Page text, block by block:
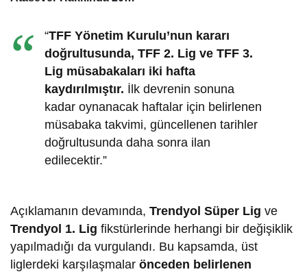
“TFF Yönetim Kurulu’nun kararı
doğrultusunda, TFF 2. Lig ve TFF 3.
Lig müsabakaları iki hafta
kaydırılmıştır. İlk devrenin sonuna
kadar oynanacak haftalar için belirlenen
müsabaka takvimi, güncellenen tarihler
doğrultusunda daha sonra ilan
edilecektir.”
Açıklamanın devamında,Trendyol Süper Lig ve
Trendyol 1. Lig fikstürlerinde herhangi bir değişiklik
yapılmadığı da vurgulandı. Bu kapsamda, üst
liglerdeki karşılaşmalarönceden belirlenen